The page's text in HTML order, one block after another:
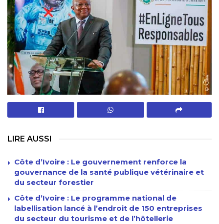
LIRE AUSSI
Côte d’Ivoire : Le gouvernement renforce la
gouvernance de la santé publique vétérinaire et
du secteur forestier
Côte d’Ivoire : Le programme national de
labellisation lancé à l’endroit de 150 entreprises
du secteur du tourisme et de l’hôtellerie